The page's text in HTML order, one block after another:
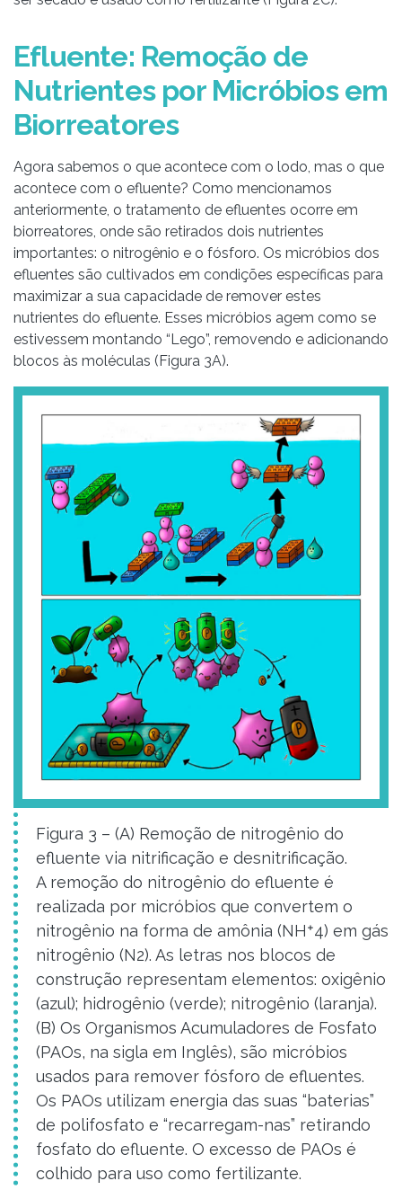
Efluente: Remoção de
Nutrientes por Micróbios em
Biorreatores
Agora sabemos o que acontece com o lodo, mas o que
acontece com o efluente? Como mencionamos
anteriormente, o tratamento de efluentes ocorre em
biorreatores, onde são retirados dois nutrientes
importantes: o nitrogênio e o fósforo. Os micróbios dos
efluentes são cultivados em condições específicas para
maximizar a sua capacidade de remover estes
nutrientes do efluente. Esses micróbios agem como se
estivessem montando “Lego”, removendo e adicionando
blocos às moléculas (Figura 3A).
Figura 3 – (A) Remoção de nitrogênio do
efluente via nitrificação e desnitrificação.
A remoção do nitrogênio do efluente é
realizada por micróbios que convertem o
nitrogênio na forma de amônia (NH⁺4) em gás
nitrogênio (N2). As letras nos blocos de
construção representam elementos: oxigênio
(azul); hidrogênio (verde); nitrogênio (laranja).
(B) Os Organismos Acumuladores de Fosfato
(PAOs, na sigla em Inglês), são micróbios
usados ​​para remover fósforo de efluentes.
Os PAOs utilizam energia das suas “baterias”
de polifosfato e “recarregam-nas” retirando
fosfato do efluente. O excesso de PAOs é
colhido para uso como fertilizante.